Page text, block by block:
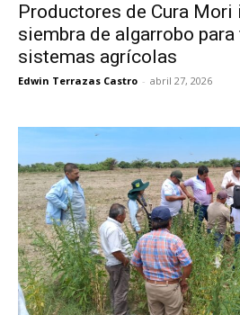
Productores de Cura Mori
siembra de algarrobo
sistemas agrícolas
Edwin Terrazas Castro - abril 27, 2026